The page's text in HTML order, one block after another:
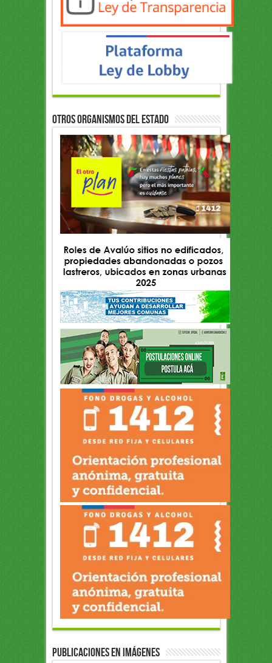
OTROS ORGANISMOS DEL ESTADO
Publicaciones en Imágenes